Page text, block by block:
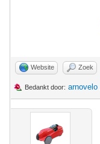
Website Zoek
Bedankt door: arnovelo